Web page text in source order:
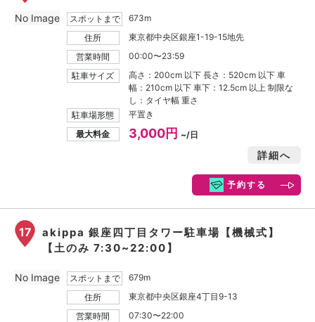
スポットまで
673m
住所
東京都中央区銀座1-19-15地先
営業時間
00:00〜23:59
駐車サイズ
高さ：200cm 以下 長さ：520cm 以下 車
幅：210cm 以下 車下：12.5cm 以上 制限な
し：タイヤ幅 重さ
駐車場形態
平置き
最大料金
3,000円 ~/日
詳細へ
予約する
No Image
17
akippa 銀座四丁目タワー駐車場【機械式】
【土のみ 7:30~22:00】
スポットまで
679m
住所
東京都中央区銀座4丁目9-13
営業時間
07:30〜22:00
No Image